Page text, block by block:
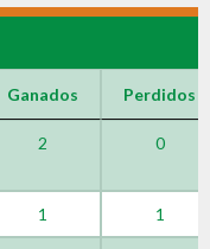
Ganados Perdidos
2 0
1 1